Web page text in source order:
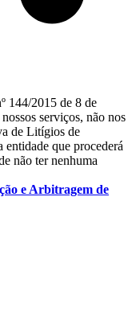
144/2015 de 8 de
serviços, não nos
de Litígios de
entidade que procederá
não ter nenhuma
e Arbitragem de